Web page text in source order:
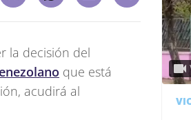
la decisión del
que está
acudirá al